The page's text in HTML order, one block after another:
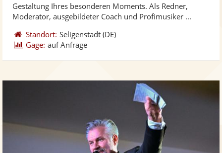
Gestaltung Ihres besonderen Moments. Als Redner,
Moderator, ausgebildeter Coach und Profimusiker ...
Standort: Seligenstadt (DE)
Gage: auf Anfrage